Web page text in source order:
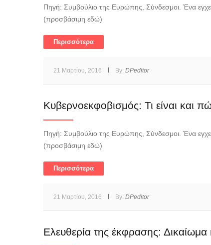
Πηγή: Συμβούλιο της Ευρώπης, Σύνδεσμοι. Ένα
(προσβάσιμη εδώ)
Περισσότερα
21 Μαρτίου, 2016 By: DPeditor
Κυβερνοεκφοβισμός: Τι είναι και
Πηγή: Συμβούλιο της Ευρώπης, Σύνδεσμοι. Ένα
(προσβάσιμη εδώ)
Περισσότερα
21 Μαρτίου, 2016 By: DPeditor
Ελευθερία της έκφρασης: Δικαίωμα